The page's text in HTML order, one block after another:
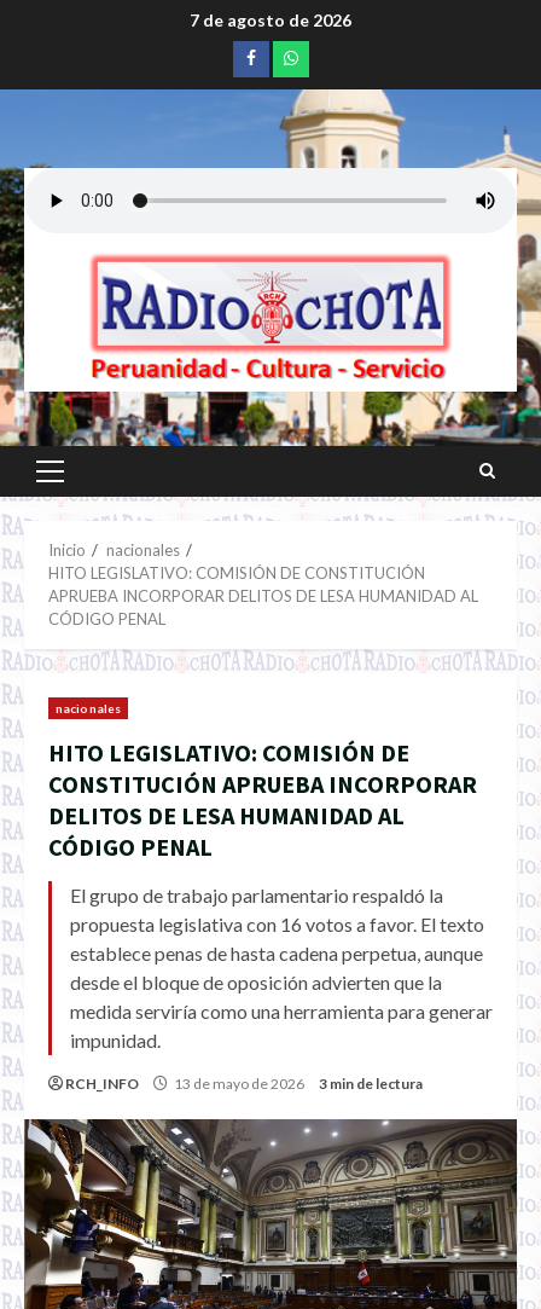
7 de agosto de 2026
Facebookwhatsapp
Menú
principal
Inicio
nacionales
HITO LEGISLATIVO: COMISIÓN DE CONSTITUCIÓN
APRUEBA INCORPORAR DELITOS DE LESA HUMANIDAD AL
CÓDIGO PENAL
nacionales
HITO LEGISLATIVO: COMISIÓN DE
CONSTITUCIÓN APRUEBA INCORPORAR
DELITOS DE LESA HUMANIDAD AL
CÓDIGO PENAL
El grupo de trabajo parlamentario respaldó la
propuesta legislativa con 16 votos a favor. El texto
establece penas de hasta cadena perpetua, aunque
desde el bloque de oposición advierten que la
medida serviría como una herramienta para generar
impunidad.
RCH_INFO 13 de mayo de 2026 3 min de lectura